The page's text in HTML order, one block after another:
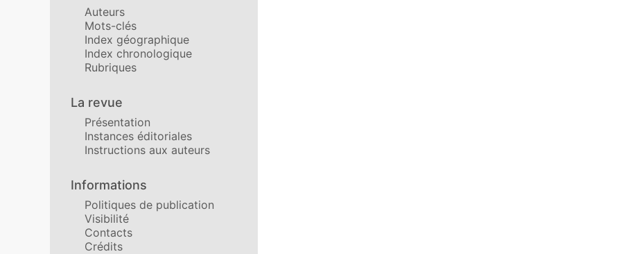
Auteurs
Mots-clés
Index géographique
Index chronologique
Rubriques
La revue
Présentation
Instances éditoriales
Instructions aux auteurs
Informations
Politiques de publication
Visibilité
Contacts
Crédits